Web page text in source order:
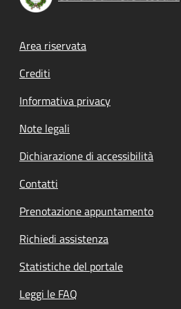
Footer menu
Area riservata
Crediti
Informativa privacy
Note legali
Dichiarazione di accessibilità
Contatti
Prenotazione appuntamento
Richiedi assistenza
Statistiche del portale
Leggi le FAQ